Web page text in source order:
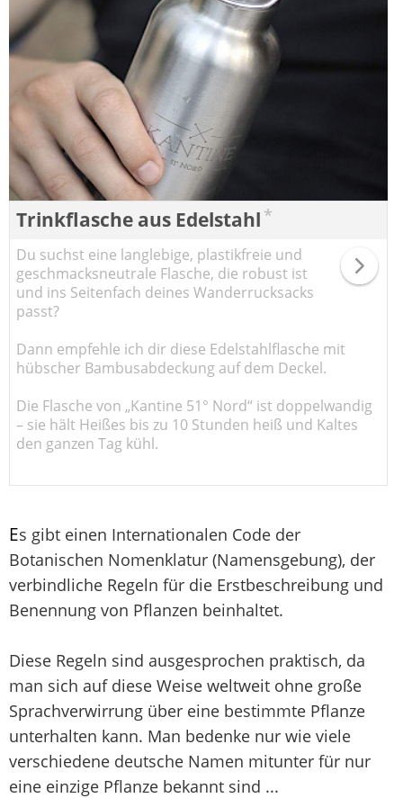
Trinkflasche aus Edelstahl *
Du suchst eine langlebige, plastikfreie und
geschmacksneutrale Flasche, die robust ist
und ins Seitenfach deines Wanderrucksacks
passt?
Dann empfehle ich dir diese Edelstahlflasche mit
hübscher Bambusabdeckung auf dem Deckel.
Die Flasche von „Kantine 51° Nord“ ist doppelwandig
– sie hält Heißes bis zu 10 Stunden heiß und Kaltes
den ganzen Tag kühl.
Es gibt einen Internationalen Code der
Botanischen Nomenklatur (Namensgebung), der
verbindliche Regeln für die Erstbeschreibung und
Benennung von Pflanzen beinhaltet.
Diese Regeln sind ausgesprochen praktisch, da
man sich auf diese Weise weltweit ohne große
Sprachverwirrung über eine bestimmte Pflanze
unterhalten kann. Man bedenke nur wie viele
verschiedene deutsche Namen mitunter für nur
eine einzige Pflanze bekannt sind ...